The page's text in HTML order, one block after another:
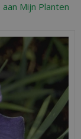
Mijn Planten